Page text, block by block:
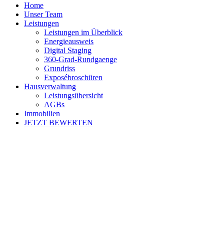
Home
Unser Team
Leistungen
Leistungen im Überblick
Energieausweis
Digital Staging
360-Grad-Rundgaenge
Grundriss
Exposébroschüren
Hausverwaltung
Leistungsübersicht
AGBs
Immobilien
JETZT BEWERTEN